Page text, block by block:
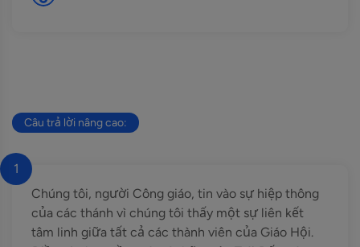
Câu trả lời nâng cao:
1
Chúng tôi, người Công giáo, tin vào sự hiệp thông
của các thánh vì chúng tôi thấy một sự liên kết
tâm linh giữa tất cả các thành viên của Giáo Hội.